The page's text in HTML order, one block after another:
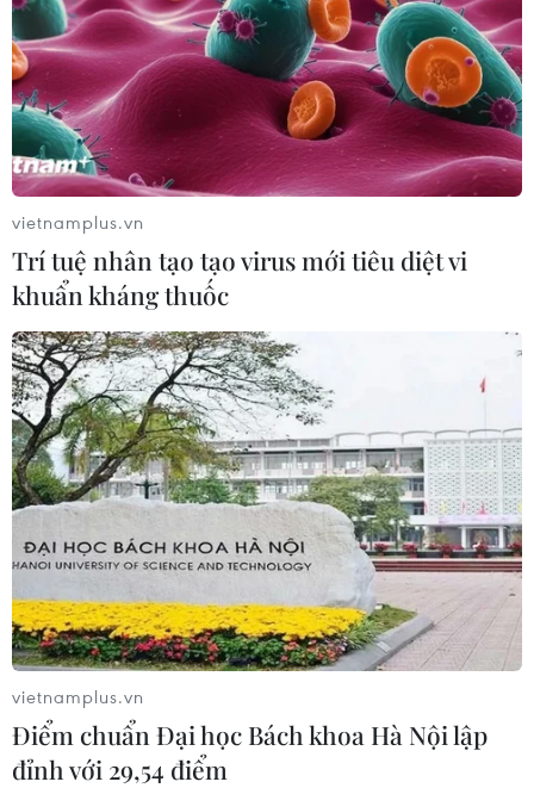
EU tuyên bố vượt qua “phép thử” an
ninh biên giới sau khủng hoảng
Ceuta
05/08/2026 00:37
Nga và Ukraine tiếp tục tấn
công qua lại, thương vong không
ngừng gia tăng
04/08/2026 15:54
Pháp ghi nhận tháng 7 nóng nhất
trong lịch sử
04/08/2026 15:17
Tây Ban Nha phát trực tiếp nhật thực
toàn phần từ độ cao 9.000 m
04/08/2026 13:23
Xem thêm
vietnamplus.vn
Trí tuệ nhân tạo tạo virus mới tiêu diệt vi
khuẩn kháng thuốc
vietnamplus.vn
Điểm chuẩn Đại học Bách khoa Hà Nội lập
đỉnh với 29,54 điểm